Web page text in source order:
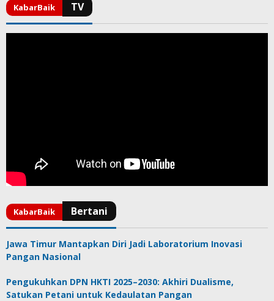
Jawa Timur Mantapkan Diri Jadi Laboratorium Inovasi
Pangan Nasional
Pengukuhkan DPN HKTI 2025–2030: Akhiri Dualisme,
Satukan Petani untuk Kedaulatan Pangan